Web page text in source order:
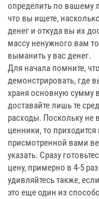
определить по вашему
что вы ищете,
денег и откуда вы их
массу ненужного вам
выманить у вас денег.
Для начала помните,
демонстрировать, где
храня основную сумму
доставайте лишь те
расходы. Поскольку не
ценники, то
присмотренной вами
указать. Сразу
цену, примерно в 4-5
удивляйтесь также,
это еще один из